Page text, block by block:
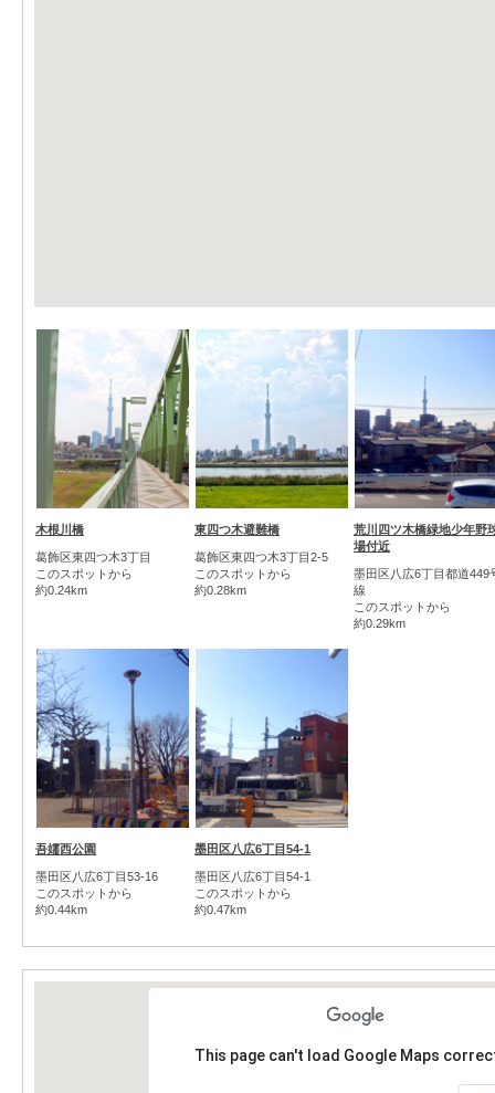
木根川橋
葛飾区東四つ木3丁目
このスポットから
約0.24km
東四つ木避難橋
葛飾区東四つ木3丁目2-5
このスポットから
約0.28km
荒川四ツ木橋緑地少年野
場付近
墨田区八広6丁目都道449
線
このスポットから
約0.29km
吾嬬西公園
墨田区八広6丁目53-16
このスポットから
約0.44km
墨田区八広6丁目54-1
墨田区八広6丁目54-1
このスポットから
約0.47km
This page can't load Google Maps